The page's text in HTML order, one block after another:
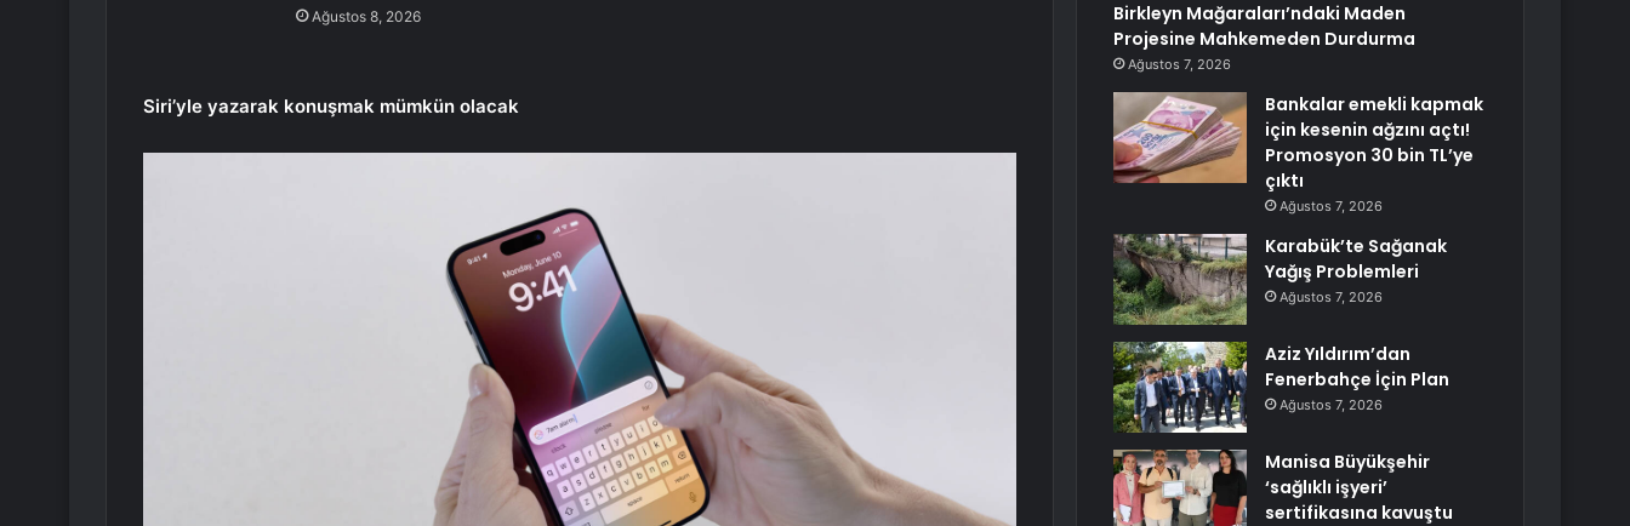
Ağustos 8, 2026
Siri’yle yazarak konuşmak mümkün olacak
Birkleyn Mağaraları’ndaki Maden
Projesine Mahkemeden Durdurma
Ağustos 7, 2026
Bankalar emekli kapmak
için kesenin ağzını açtı!
Promosyon 30 bin TL’ye
çıktı
Ağustos 7, 2026
Karabük’te Sağanak
Yağış Problemleri
Ağustos 7, 2026
Aziz Yıldırım’dan
Fenerbahçe İçin Plan
Ağustos 7, 2026
Manisa Büyükşehir
‘sağlıklı işyeri’
sertifikasına kavuştu